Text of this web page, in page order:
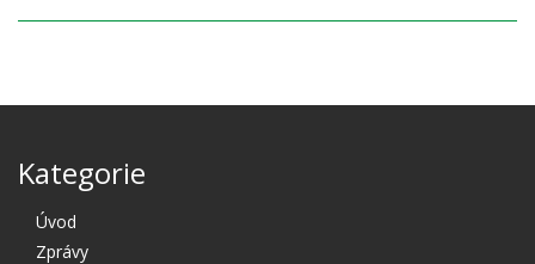
Kategorie
Úvod
Zprávy